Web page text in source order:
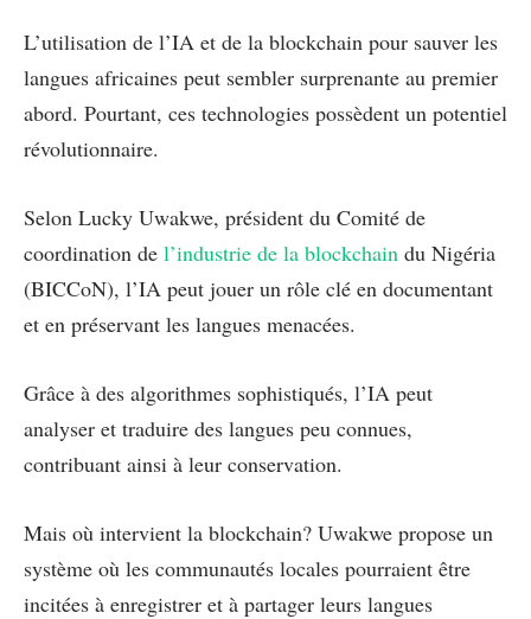
L’utilisation de l’IA et de la blockchain pour sauver les
langues africaines peut sembler surprenante au premier
abord. Pourtant, ces technologies possèdent un potentiel
révolutionnaire.
Selon Lucky Uwakwe, président du Comité de
coordination de l’industrie de la blockchain du Nigéria
(BICCoN), l’IA peut jouer un rôle clé en documentant
et en préservant les langues menacées.
Grâce à des algorithmes sophistiqués, l’IA peut
analyser et traduire des langues peu connues,
contribuant ainsi à leur conservation.
Mais où intervient la blockchain? Uwakwe propose un
système où les communautés locales pourraient être
incitées à enregistrer et à partager leurs langues